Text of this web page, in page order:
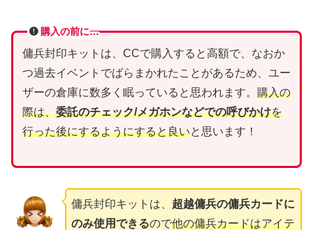
購入の前に…
傭兵封印キットは、CCで購入すると高額で、なおか
つ過去イベントでばらまかれたことがあるため、ユー
ザーの倉庫に数多く眠っていると思われます。 購入の
際は、委託のチェック/メガホンなどでの呼びかけを
行った後にするようにすると良いと思います！
傭兵封印キットは、 超越傭兵の傭兵カードに
のみ使用できるので他の傭兵カードはアイテ